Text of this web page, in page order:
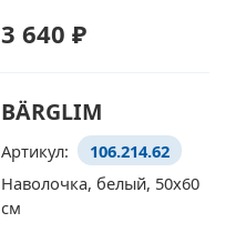
3 640 ₽
BÄRGLIM
Артикул:
106.214.62
Наволочка, белый, 50x60
см